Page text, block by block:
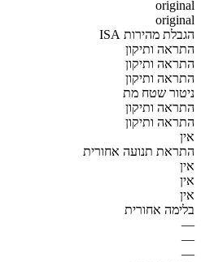
original
original
הגבלת מהירות ISA
התראה ותיקון
התראה ותיקון
התראה ותיקון
ניטור שטח מת
התראה ותיקון
התראה ותיקון
אין
התראת תנועה אחורית
אין
אין
אין
בלימה אחורית
—
—
—